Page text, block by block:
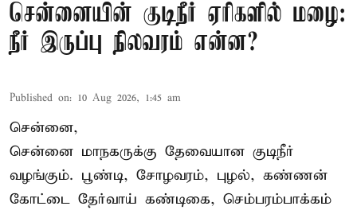
சென்னையின் குடிநீர் ஏரிகளில் மழை:
நீர் இருப்பு நிலவரம் என்ன?
Published on: 10 Aug 2026, 1:45 am
சென்னை,
சென்னை மாநகருக்கு தேவையான குடிநீர்
வழங்கும். பூண்டி, சோழவரம், புழல், கண்ணன்
கோட்டை தேர்வாய் கண்டிகை, செம்பரம்பாக்கம்